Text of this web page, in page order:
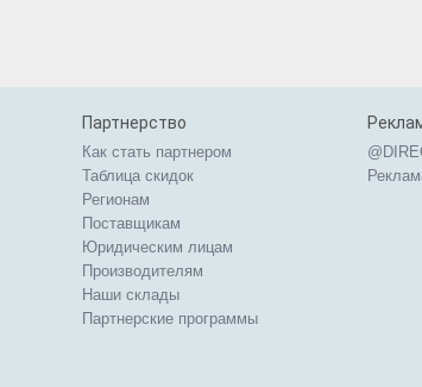
Партнерство
Как стать партнером
Таблица скидок
Регионам
Поставщикам
Юридическим лицам
Производителям
Наши склады
Партнерские программы